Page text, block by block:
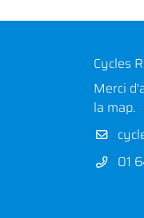
Cycles
Merci
la map.
01